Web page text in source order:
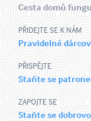
Cesta domů
PŘIDEJTE SE K NÁM
Pravidelné
PŘISPĚJTE
Staňte se
ZAPOJTE SE
Staňte se